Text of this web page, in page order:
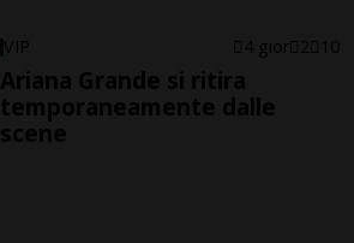
VIP 4 gior 2 10
Ariana Grande si ritira
temporaneamente dalle
scene